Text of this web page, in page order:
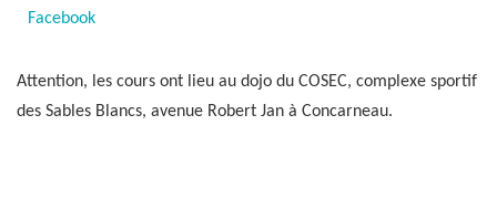
Facebook
Attention, les cours ont lieu au dojo du COSEC, complexe sportif
des Sables Blancs, avenue Robert Jan à Concarneau.